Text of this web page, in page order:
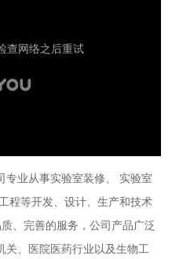
专业从事实验室装修、 实验室
程等开发、设计、生产和技术
、完善的服务，公司产品广泛
关、医院医药行业以及生物工